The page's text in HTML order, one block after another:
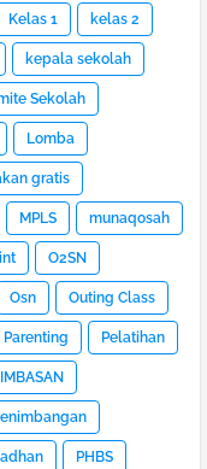
Kelas 1 kelas 2
kepala sekolah
Sekolah
Lomba
gratis
MPLS munaqosah
O2SN
Osn Outing Class
Parenting Pelatihan
PHBS